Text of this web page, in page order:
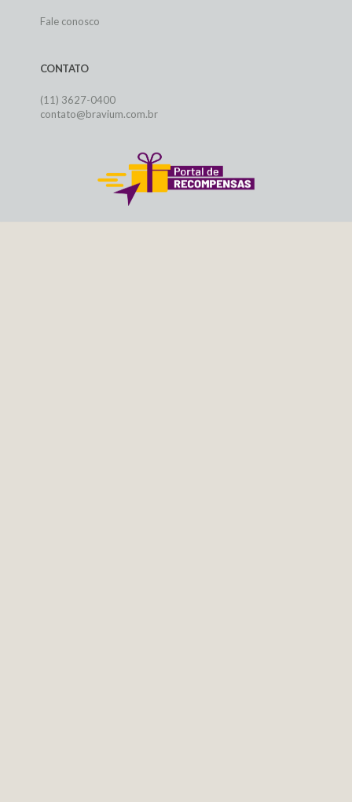
Fale conosco
CONTATO
(11) 3627-0400
contato@bravium.com.br